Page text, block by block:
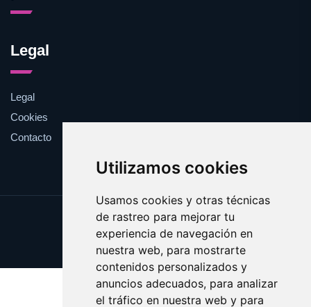
Utilizamos cookies
Usamos cookies y otras técnicas
de rastreo para mejorar tu
experiencia de navegación en
nuestra web, para mostrarte
contenidos personalizados y
anuncios adecuados, para analizar
el tráfico en nuestra web y para
Legal
Legal
Cookies
Contacto
Update cookies preferences
Copyright © 2025 pinza.es